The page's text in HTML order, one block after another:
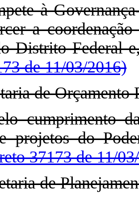
à
a
Distrito Federal
de 11/03/2016)
de Orçamento
cumprimento
projetos do
37173 de 11/
de